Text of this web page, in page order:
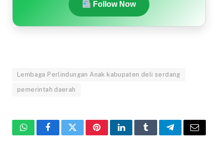
Follow Now
Lembaga Perlindungan Anak kabupaten deli serdang
pemerintah daerah
WhatsAppFacebookTwitterPinterestLinkedInTumblrTelegramEmail